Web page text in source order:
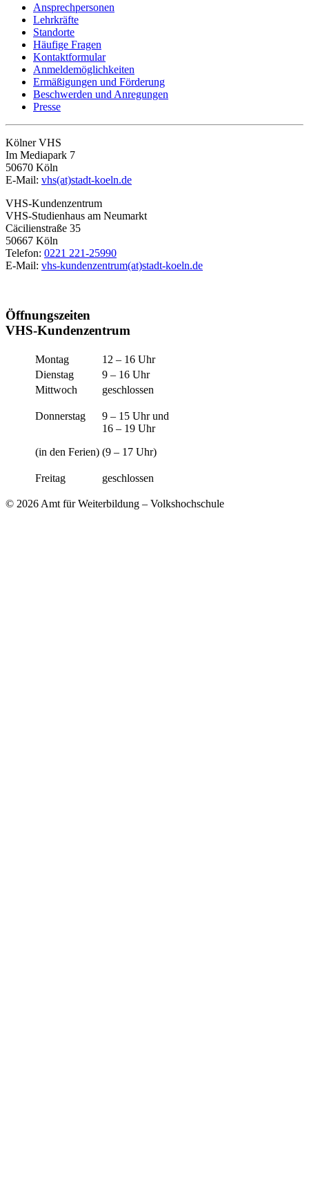
Ansprechpersonen
Lehrkräfte
Standorte
Häufige Fragen
Kontaktformular
Anmeldemöglichkeiten
Ermäßigungen und Förderung
Beschwerden und Anregungen
Presse
Kölner VHS
Im Mediapark 7
50670 Köln
E-Mail: vhs(at)stadt-koeln.de
VHS-Kundenzentrum
VHS-Studienhaus am Neumarkt
Cäcilienstraße 35
50667 Köln
Telefon: 0221 221-25990
E-Mail: vhs-kundenzentrum(at)stadt-koeln.de
Öffnungszeiten
VHS-Kundenzentrum
Montag
12 – 16 Uhr
Dienstag
9 – 16 Uhr
Mittwoch
geschlossen
Donnerstag
(in den Ferien)
9 – 15 Uhr und
16 – 19 Uhr
(9 – 17 Uhr)
Freitag geschlossen
© 2026 Amt für Weiterbildung – Volkshochschule